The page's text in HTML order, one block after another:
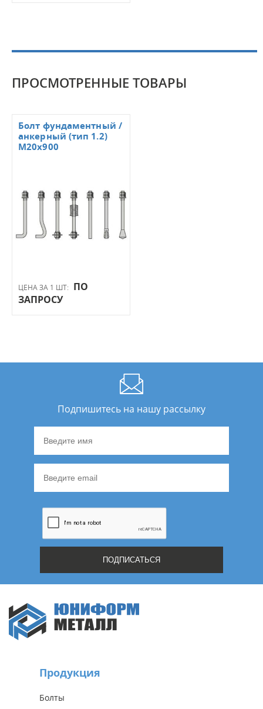
ПРОСМОТРЕННЫЕ ТОВАРЫ
ЦЕНА ЗА 1 ШТ:
ПО
ЗАПРОСУ
Болт фундаментный /
анкерный (тип 1.2)
M20x900
Подпишитесь на нашу рассылку
Продукция
Болты